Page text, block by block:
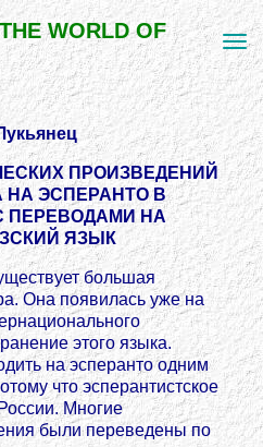
WORLD OF
ПРОИЗВЕДЕНИЙ
НА ЭСПЕРАНТО В
ПЕРЕВОДАМИ НА
ЯЗЫК
большая
Она появилась уже на
этого языка.
на эсперанто одним
что эсперантистское
Многие
были переведены по